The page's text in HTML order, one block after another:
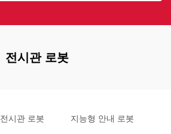
전시관 로봇
전시관 로봇 지능형 안내 로봇